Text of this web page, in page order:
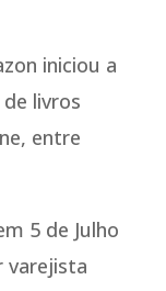
iniciou a
livros
entre
5 de Julho
varejista